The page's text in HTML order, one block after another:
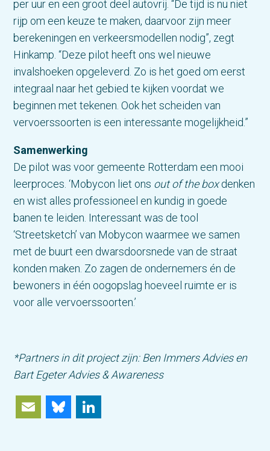
per uur en een groot deel autovrij. “De tijd is nu niet
rijp om een keuze te maken, daarvoor zijn meer
berekeningen en verkeersmodellen nodig”, zegt
Hinkamp. “Deze pilot heeft ons wel nieuwe
invalshoeken opgeleverd. Zo is het goed om eerst
integraal naar het gebied te kijken voordat we
beginnen met tekenen. Ook het scheiden van
vervoerssoorten is een interessante mogelijkheid.”
Samenwerking
De pilot was voor gemeente Rotterdam een mooi
leerproces. ‘Mobycon liet ons out of the boxdenken
en wist alles professioneel en kundig in goede
banen te leiden. Interessant was de tool
‘Streetsketch’ van Mobycon waarmee we samen
met de buurt een dwarsdoorsnede van de straat
konden maken. Zo zagen de ondernemers én de
bewoners in één oogopslag hoeveel ruimte er is
voor alle vervoerssoorten.’
*Partners in dit project zijn: Ben Immers Advies en
Bart Egeter Advies & Awareness
EmailBluesky